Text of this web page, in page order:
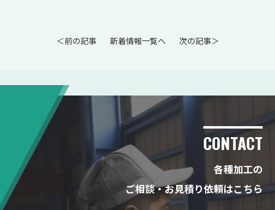
＜前の記事 新着情報一覧へ 次の記事＞
CONTACT
各種加工の
ご相談・お見積り依頼はこちら